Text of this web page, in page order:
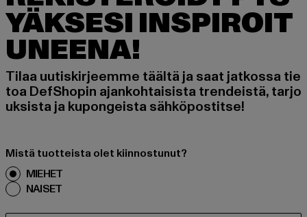
YÄKSESI INSPIROIT
UNEENA!
Tilaa uutiskirjeemme täältä ja saat jatkossa tie
toa DefShopin ajankohtaisista trendeistä, tarjo
uksista ja kupongeista sähköpostitse!
Mistä tuotteista olet kiinnostunut?
MIEHET
NAISET